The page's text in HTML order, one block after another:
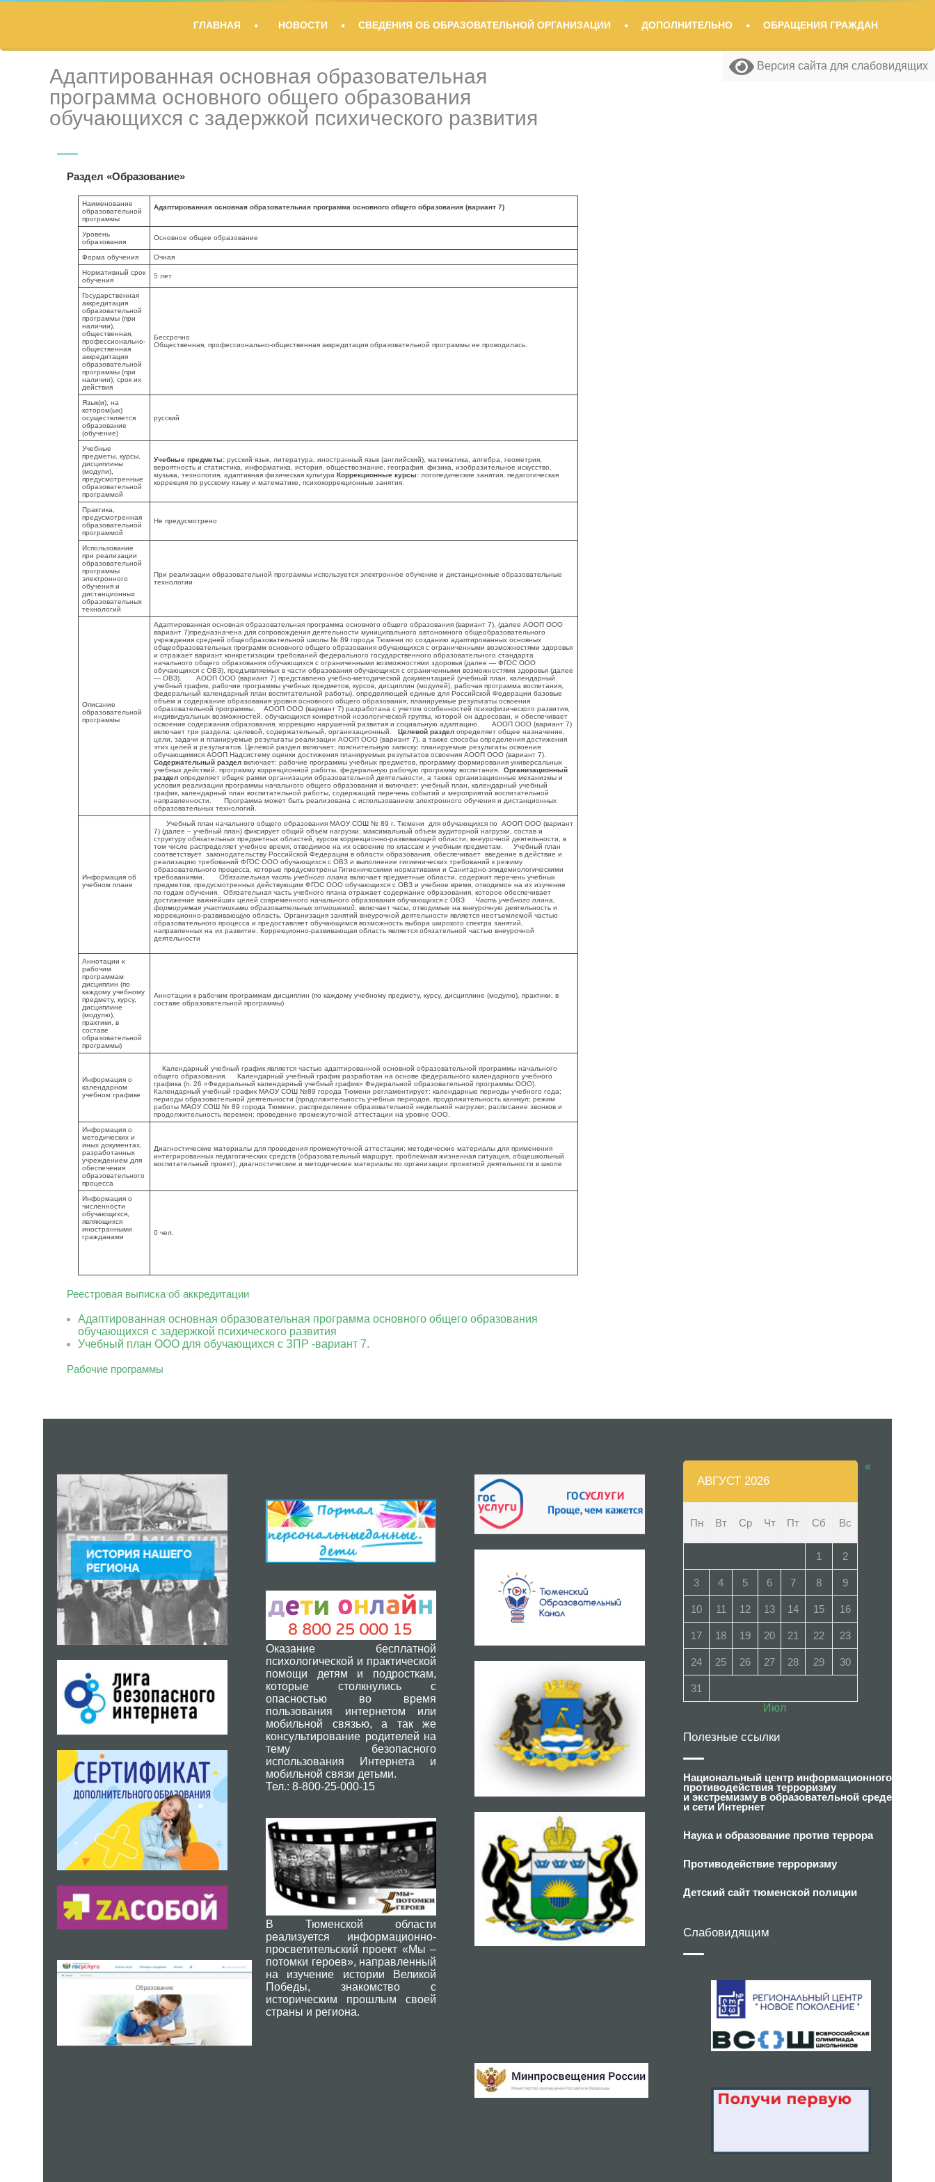
ГЛАВНАЯ НОВОСТИ СВЕДЕНИЯ ОБ ОБРАЗОВАТЕЛЬНОЙ ОРГАНИЗАЦИИ ДОПОЛНИТЕЛЬНО ОБРАЩЕНИЯ ГРАЖДАН
Адаптированная основная образовательная
программа основного общего образования
обучающихся с задержкой психического развития
Раздел «Образование»
Наименование
образовательной
программы
Адаптированная основная образовательная программа основного общего образования (вариант 7)
Уровень
образования
Основное общее образование
Форма обучения
Очная
Нормативный срок
обучения
5 лет
Государственная
аккредитация
образовательной
программы (при
наличии),
общественная,
профессионально-
общественная
аккредитация
образовательной
программы (при
наличии), срок их
действия
Бессрочно
Общественная, профессионально-общественная аккредитация образовательной программы не проводилась.
Язык(и), на
котором(ых)
осуществляется
образование
(обучение)
русский
Учебные
предметы, курсы,
дисциплины
(модули),
предусмотренные
образовательной
программой
Учебные предметы:русский язык, литература, иностранный язык (английский), математика, алгебра, геометрия,
вероятность и статистика, информатика, история, обществознание, география. физика, изобразительное искусство,
музыка, технология, адаптивная физическая культураКоррекционные курсы: логопедические занятия, педагогическая
коррекция по русскому языку и математике, психокоррекционные занятия.
Практика,
предусмотренная
образовательной
программой
Не предусмотрено
Использование
при реализации
образовательной
программы
электронного
обучения и
дистанционных
образовательных
технологий
При реализации образовательной программы используется электронное обучение и дистанционные образовательные
технологии
Описание
образовательной
программы
Адаптированная основная образовательная программа основного общего образования (вариант 7), (далее АООП ООО
вариант 7)предназначена для сопровождения деятельности муниципального автономного общеобразовательного
учреждения средней общеобразовательной школы № 89 города Тюмени по созданию адаптированных основных
общеобразовательных программ основного общего образования обучающихся с ограниченными возможностями здоровья
и отражает вариант конкретизации требований федерального государственного образовательного стандарта
начального общего образования обучающихся с ограниченными возможностями здоровья (далее — ФГОС ООО
обучающихся с ОВЗ), предъявляемых в части образования обучающихся с ограниченными возможностями здоровья (далее
— ОВЗ). АООП ООО (вариант 7) представлено учебно-методической документацией (учебный план, календарный
учебный график, рабочие программы учебных предметов, курсов, дисциплин (модулей), рабочая программа воспитания,
федеральный календарный план воспитательной работы), определяющей единые для Российской Федерации базовые
объем и содержание образования уровня основного общего образования, планируемые результаты освоения
образовательной программы. АООП ООО (вариант 7) разработана с учетом особенностей психофизического развития,
индивидуальных возможностей, обучающихся конкретной нозологической группы, которой он адресован, и обеспечивает
освоение содержания образования, коррекцию нарушений развития и социальную адаптацию. АООП ООО (вариант 7)
включает три раздела: целевой, содержательный, организационный.Целевой раздел определяет общее назначение,
цели, задачи и планируемые результаты реализации АООП ООО (вариант 7), а также способы определения достижения
этих целей и результатов. Целевой раздел включает: пояснительную записку; планируемые результаты освоения
обучающимися АООП Надсистему оценки достижения планируемых результатов освоения АООП ООО (вариант 7).
Содержательный раздел включает: рабочие программы учебных предметов, программу формирования универсальных
учебных действий, программу коррекционной работы, федеральную рабочую программу воспитания.Организационный
раздел определяет общие рамки организации образовательной деятельности, а также организационные механизмы и
условия реализации программы начального общего образования и включает: учебный план, календарный учебный
график, календарный план воспитательной работы, содержащий перечень событий и мероприятий воспитательной
направленности. Программа может быть реализована с использованием электронного обучения и дистанционных
образовательных технологий.
Информация об
учебном плане
Учебный план начального общего образования МАОУ СОШ № 89 г. Тюмени для обучающихся по АООП ООО (вариант
7) (далее – учебный план) фиксирует общий объем нагрузки, максимальный объем аудиторной нагрузки, состав и
структуру обязательных предметных областей, курсов коррекционно-развивающей области, внеурочной деятельности, в
том числе распределяет учебное время, отводимое на их освоение по классам и учебным предметам. Учебный план
соответствует законодательству Российской Федерации в области образования, обеспечивает введение в действие и
реализацию требований ФГОС ООО обучающихся с ОВЗ и выполнение гигиенических требований к режиму
образовательного процесса, которые предусмотрены Гигиеническими нормативами и Санитарно-эпидемиологическими
требованиями.
Обязательная часть учебного плана включает предметные области, содержит перечень учебных
предметов, предусмотренных действующим ФГОС ООО обучающихся с ОВЗ и учебное время, отводимое на их изучение
по годам обучения. Обязательная часть учебного плана отражает содержание образования, которое обеспечивает
достижение важнейших целей современного начального образования обучающихся с ОВЗ Часть учебного плана,
формируемая участниками образовательных отношений, включает часы, отводимые на внеурочную деятельность и
коррекционно-развивающую область. Организация занятий внеурочной деятельности является неотъемлемой частью
образовательного процесса и предоставляет обучающимся возможность выбора широкого спектра занятий,
направленных на их развитие. Коррекционно-развивающая область является обязательной частью внеурочной
деятельности
Аннотации к
рабочим
программам
дисциплин (по
каждому учебному
предмету, курсу,
дисциплине
(модулю),
практики, в
составе
образовательной
программы)
Аннотации к рабочим программам дисциплин (по каждому учебному предмету, курсу, дисциплине (модулю), практики, в
составе образовательной программы)
Информация о
календарном
учебном графике
Календарный учебный график является частью адаптированной основной образовательной программы начального
общего образования. Календарный учебный график разработан на основе федерального календарного учебного
графика (п. 26 «Федеральный календарный учебный график» Федеральной образовательной программы ООО).
Календарный учебный график МАОУ СОШ №89 города Тюмени регламентирует: календарные периоды учебного года;
периоды образовательной деятельности (продолжительность учебных периодов, продолжительность каникул; режим
работы МАОУ СОШ № 89 города Тюмени; распределение образовательной недельной нагрузки; расписание звонков и
продолжительность перемен; проведение промежуточной аттестации на уровне ООО.
Информация о
методических и
иных документах,
разработанных
учреждением для
обеспечения
образовательного
процесса
Диагностические материалы для проведения промежуточной аттестации; методические материалы для применения
интегрированных педагогических средств (образовательный маршрут, проблемная жизненная ситуация, общешкольный
воспитательный проект); диагностические и методические материалы по организации проектной деятельности в школе
Информация о
численности
обучающихся,
являющихся
иностранными
гражданами
0 чел.
Реестровая выписка об аккредитации
Адаптированная основная образовательная программа основного общего образования
обучающихся с задержкой психического развития
Учебный план ООО для обучающихся с ЗПР -вариант 7.
Рабочие программы
Версия сайта для слабовидящих
Оказание бесплатной
психологической и практической
помощи детям и подросткам,
которые столкнулись с
опасностью во время
пользования интернетом или
мобильной связью, а так же
консультирование родителей на
тему безопасного
использования Интернета и
мобильной связи детьми.
Тел.: 8-800-25-000-15
В Тюменской области
реализуется информационно-
просветительский проект «Мы –
потомки героев», направленный
на изучение истории Великой
Победы, знакомство с
историческим прошлым своей
страны и региона.
АВГУСТ 2026
Пн Вт Ср Чт Пт Сб Вс
1 2
3 4 5 6 7 8 9
10 11 12 13 14 15 16
17 18 19 20 21 22 23
24 25 26 27 28 29 30
31
«
Июл
Полезные ссылки
Национальный центр информационного
противодействия терроризму
и экстремизму в образовательной среде
и сети Интернет
Наука и образование против террора
Противодействие терроризму
Детский сайт тюменской полиции
Слабовидящим
Версия сайта для слабовидящих